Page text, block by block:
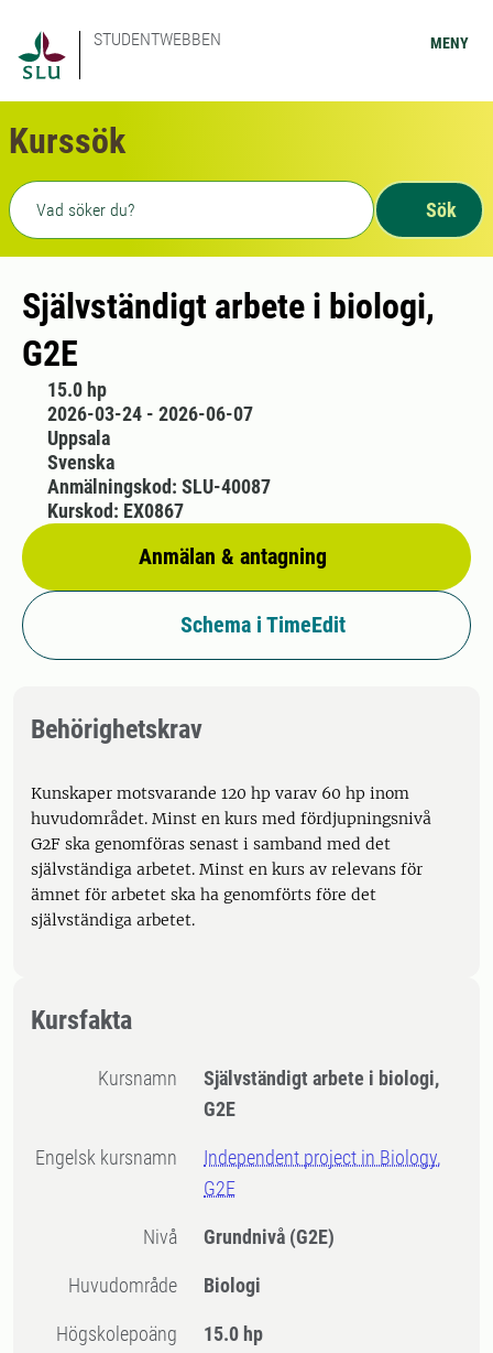
STUDENTWEBBEN MENY
Kurssök
Fritext sökning
Sök
Självständigt arbete i biologi,
G2E
15.0 hp
2026-03-24 - 2026-06-07
Uppsala
Svenska
Anmälan & antagning
Anmälningskod: SLU-40087
Kurskod: EX0867
Schema i TimeEdit
Behörighetskrav
Kunskaper motsvarande 120 hp varav 60 hp inom
huvudområdet. Minst en kurs med fördjupningsnivå
G2F ska genomföras senast i samband med det
självständiga arbetet. Minst en kurs av relevans för
ämnet för arbetet ska ha genomförts före det
självständiga arbetet.
Kursfakta
Kursnamn
Självständigt arbete i biologi,
G2E
Engelsk kursnamn
Independent project in Biology,
G2E
Nivå Grundnivå (G2E)
Huvudområde Biologi
högskolepoäng 15.0 hp